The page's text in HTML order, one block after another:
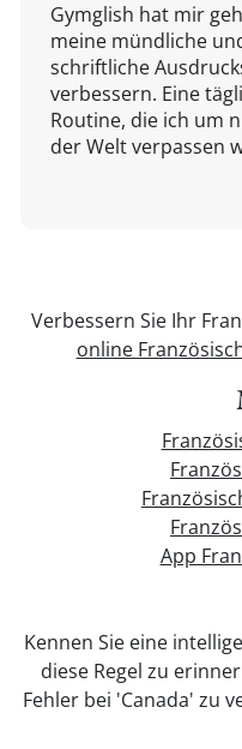
Gymglish hat mir
meine mündliche
schriftliche
verbessern. Eine
Routine, die ich um
der Welt verpassen
Verbessern Sie Ihr
online
App
Kennen Sie eine
diese Regel zu
Fehler bei 'Canada' zu